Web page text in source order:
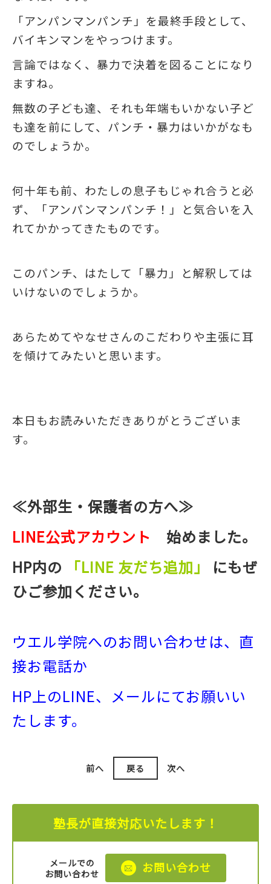
「アンパンマンパンチ」を最終手段として、
バイキンマンをやっつけます。
言論ではなく、暴力で決着を図ることになり
ますね。
無数の子ども達、それも年端もいかない子ど
も達を前にして、パンチ・暴力はいかがなも
のでしょうか。
何十年も前、わたしの息子もじゃれ合うと必
ず、「アンパンマンパンチ！」と気合いを入
れてかかってきたものです。
このパンチ、はたして「暴力」と解釈しては
いけないのでしょうか。
あらためてやなせさんのこだわりや主張に耳
を傾けてみたいと思います。
本日もお読みいただきありがとうございま
す。
≪外部生・保護者の方へ≫
LINE公式アカウント 始めました。
HP内の
「LINE 友だち追加」
にもぜ
ひご参加ください。
ウエル学院へのお問い合わせは、直
接お電話か
HP上のLINE、メールにてお願いい
たします。
前へ 戻る 次へ
塾長が直接対応いたします！
メールでの
お問い合わせ
お問い合わせ